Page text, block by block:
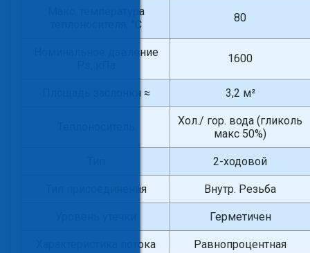
Макс. температура
теплоносителя, °С
80
Номинальное давление
1600
Площадь заслонки ≈ 3,2 м²
Хол./ гор. вода (гликоль
макс 50%)
2-ходовой
Тип присоединения Внутр. Резьба
Герметичен
Характеристика потока Равнопроцентная